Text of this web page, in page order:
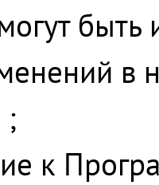
быть
в
;
к